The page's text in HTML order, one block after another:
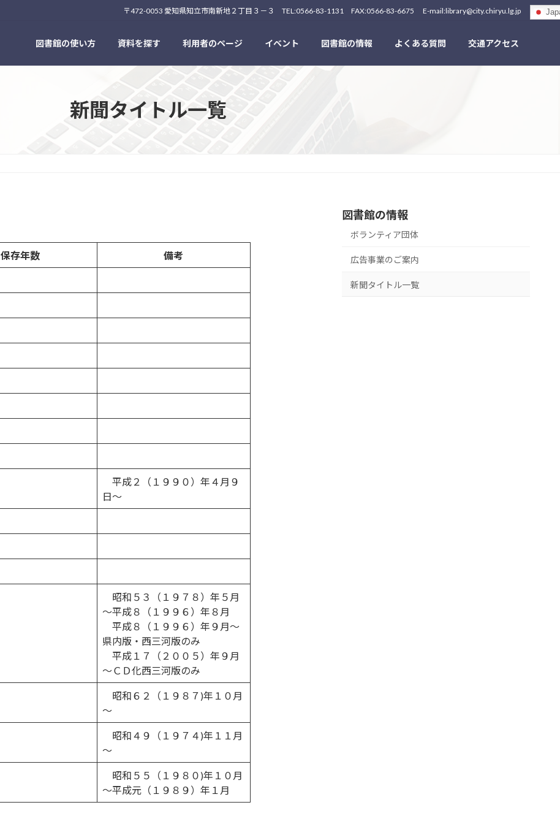
〒472-0053 愛知県知立市南新地２丁目３－３ TEL:0566-83-1131 FAX:0566-83-6675 E-mail:library@city.chiryu.lg.jp
図書館の使い方 資料を探す 利用者のページ イベント 図書館の情報 よくある質問 交通アクセス
新聞タイトル一覧
保存年数 備考
平成２（１９９０）年４月９
日～
昭和５３（１９７８）年５月
～平成８（１９９６）年８月
平成８（１９９６）年９月～
県内版・西三河版のみ
平成１７（２００５）年９月
～ＣＤ化西三河版のみ
昭和６２（１９８７)年１０月
～
昭和４９（１９７４)年１１月
～
昭和５５（１９８０)年１０月
～平成元（１９８９）年１月
図書館の情報
ボランティア団体
広告事業のご案内
新聞タイトル一覧